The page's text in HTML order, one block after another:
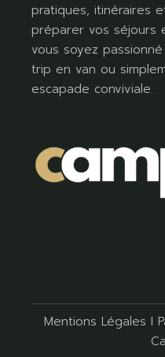
pratiques, itinéraires
préparer vos séjours
vous soyez
trip en van ou
escapade conviviale.
Mentions Légales I